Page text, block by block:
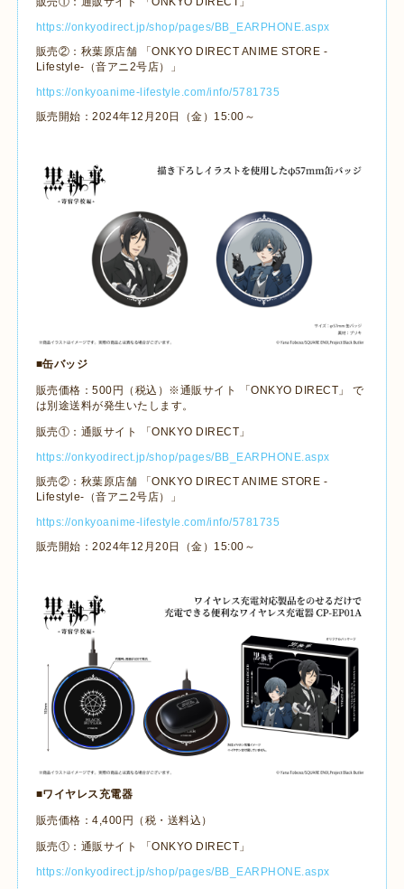
https://onkyodirect.jp/shop/pages/BB_EARPHONE.aspx
販売②：秋葉原店舗 「ONKYO DIRECT ANIME STORE -
Lifestyle- （音アニ2号店）」
https://onkyoanime-lifestyle.com/info/5781735
販売開始：2024年12 月20日（金） 15:00 ～
■缶バッジ
販売価格：500 円（税込）※通販サイト 「ONKYO DIRECT 」 で
は別途送料が発生いたします。
販売①：通販サイト 「ONKYO DIRECT 」
https://onkyodirect.jp/shop/pages/BB_EARPHONE.aspx
販売②：秋葉原店舗 「ONKYO DIRECT ANIME STORE -
Lifestyle- （音アニ2号店）」
https://onkyoanime-lifestyle.com/info/5781735
販売開始：2024年12 月20日（金） 15:00 ～
■ワイヤレス充電器
販売価格：4,400 円（税・送料込）
販売①：通販サイト 「ONKYO DIRECT 」
https://onkyodirect.jp/shop/pages/BB_EARPHONE.aspx